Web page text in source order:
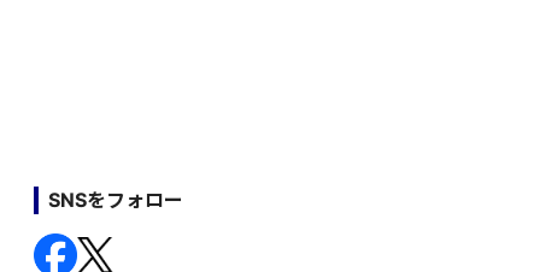
SNSをフォロー